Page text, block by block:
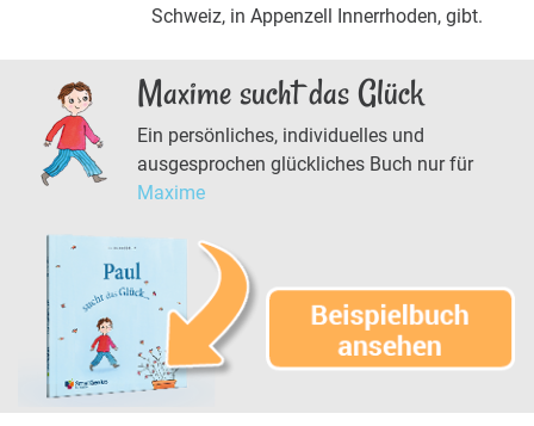
Schweiz, in Appenzell Innerrhoden, gibt.
Maxime sucht das Glück
Ein persönliches, individuelles und
ausgesprochen glückliches Buch nur für
Maxime